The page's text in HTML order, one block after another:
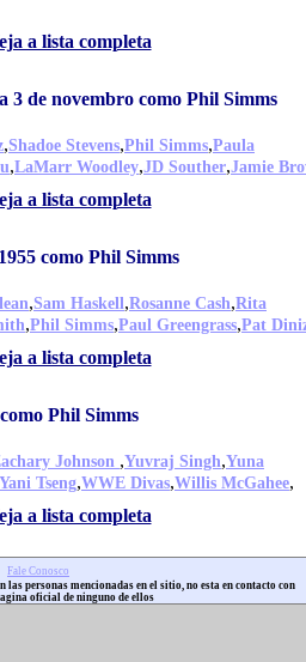
a lista completa
3 de novembro como Phil Simms
,Shadoe Stevens,Phil Simms,Paula
,LaMarr Woodley,JD Souther,Jamie
a lista completa
como Phil Simms
,Sam Haskell,Rosanne Cash,Rita
,Phil Simms,Paul Greengrass,Pat
a lista completa
Phil Simms
Johnson ,Yuvraj Singh,Yuna
Yani Tseng,WWE Divas,Willis McGahee,
a lista completa
Fale Conosco
personas mencionadas en el sitio, no esta en contacto con
oficial de ninguno de ellos